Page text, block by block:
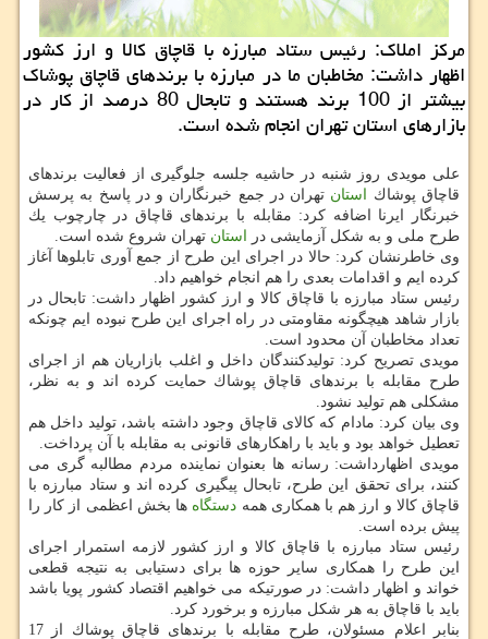
مركز املاك: رئیس ستاد مبارزه با قاچاق كالا و ارز كشور
اظهار داشت: مخاطبان ما در مبارزه با برندهای قاچاق پوشاك
بیشتر از 100 برند هستند و تابحال 80 درصد از كار در
بازارهای استان تهران انجام شده است.
علی مویدی روز شنبه در حاشیه جلسه جلوگیری از فعالیت برندهای
قاچاق پوشاك
استان تهران در جمع خبرنگاران و در پاسخ به پرسش
خبرنگار ایرنا اضافه كرد: مقابله با برندهای قاچاق در چارچوب یك
طرح ملی و به شكل آزمایشی در
استان تهران شروع شده است.
وی خاطرنشان كرد: حالا در اجرای این طرح از جمع آوری تابلوها آغاز
كرده ایم و اقدامات بعدی را هم انجام خواهیم داد.
رئیس ستاد مبارزه با قاچاق كالا و ارز كشور اظهار داشت: تابحال در
بازار شاهد هیچگونه مقاومتی در راه اجرای این طرح نبوده ایم چونكه
تعداد مخاطبان آن محدود است.
مویدی تصریح كرد: تولیدكنندگان داخل و اغلب بازاریان هم از اجرای
طرح مقابله با برندهای قاچاق پوشاك حمایت كرده اند و به نظر،
مشكلی هم تولید نشود.
وی بیان كرد: مادام كه كالای قاچاق وجود داشته باشد، تولید داخل هم
تعطیل خواهد بود و باید با راهكارهای قانونی به مقابله با آن پرداخت.
مویدی اظهارداشت: رسانه ها بعنوان نماینده مردم مطالبه گری می
كنند، برای تحقق این طرح، تابحال پیگیری كرده اند و ستاد مبارزه با
قاچاق كالا و ارز هم با همكاری همه دستگاه ها بخش اعظمی از كار را
پیش برده است.
رئیس ستاد مبارزه با قاچاق كالا و ارز كشور لازمه استمرار اجرای
این طرح را همكاری سایر حوزه ها برای دستیابی به نتیجه قطعی
خواند و اظهار داشت: در صورتیكه می خواهیم اقتصاد كشور پویا باشد
باید با قاچاق به هر شكل مبارزه و برخورد كرد.
بنابر اعلام مسئولان، طرح مقابله با برندهای قاچاق پوشاك از 17